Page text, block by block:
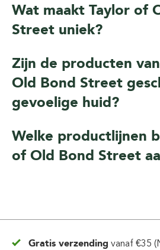
Wat maakt Taylor of
Street uniek?
Zijn de producten
Old Bond Street
gevoelige huid?
Welke productlijnen
of Old Bond Street
Gratis verzending vanaf €35